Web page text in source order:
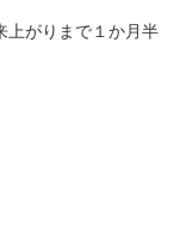
上がりまで１か月半